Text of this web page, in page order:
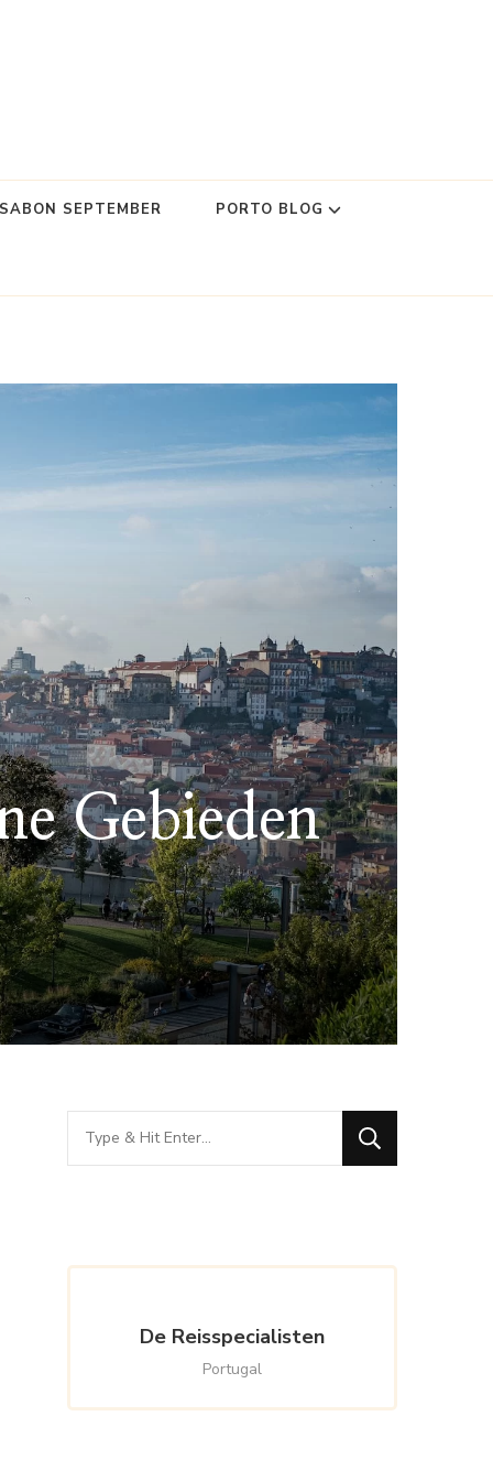
SEPTEMBER PORTO BLOG
Gebieden
Looking
for
De Reisspecialisten
Portugal